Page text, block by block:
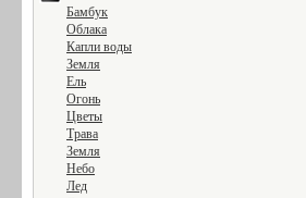
Бамбук
Облака
Капли воды
Земля
Ель
Огонь
Цветы
Трава
Земля
Небо
Лед